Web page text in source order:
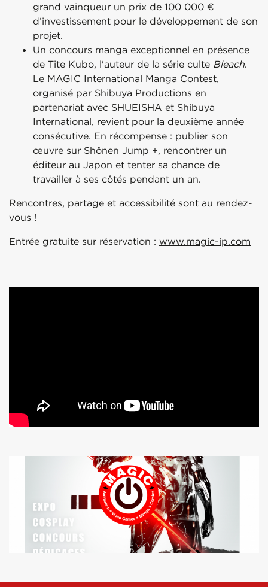
grand vainqueur un prix de 100 000 €
d’investissement pour le développement de son
projet.
Un concours manga exceptionnel en présence
de Tite Kubo, l'auteur de la série culte Bleach.
Le MAGIC International Manga Contest,
organisé par Shibuya Productions en
partenariat avec SHUEISHA et Shibuya
International, revient pour la deuxième année
consécutive. En récompense : publier son
œuvre sur Shônen Jump +, rencontrer un
éditeur au Japon et tenter sa chance de
travailler à ses côtés pendant un an.
Rencontres, partage et accessibilité sont au rendez-
vous !
Entrée gratuite sur réservation : www.magic-ip.com